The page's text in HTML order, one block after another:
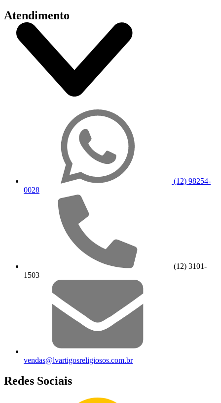
Atendimento
(12) 98254-
0028
(12) 3101-
1503
vendas@lvartigosreligiosos.com.br
Redes Sociais